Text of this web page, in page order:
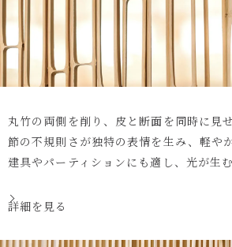
丸竹の両側を削り、皮と断面を同時に見
節の不規則さが独特の表情を生み、軽や
建具やパーティションにも適し、光が生
詳細を見る